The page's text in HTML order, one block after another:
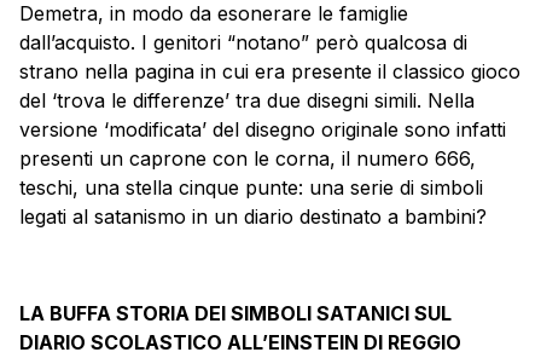
Demetra, in modo da esonerare le famiglie
dall’acquisto. I genitori “notano” però qualcosa di
strano nella pagina in cui era presente il classico gioco
del ‘trova le differenze’ tra due disegni simili. Nella
versione ‘modificata’ del disegno originale sono infatti
presenti un caprone con le corna, il numero 666,
teschi, una stella cinque punte: una serie di simboli
legati al satanismo in un diario destinato a bambini?
LA BUFFA STORIA DEI SIMBOLI SATANICI SUL
DIARIO SCOLASTICO ALL’EINSTEIN DI REGGIO